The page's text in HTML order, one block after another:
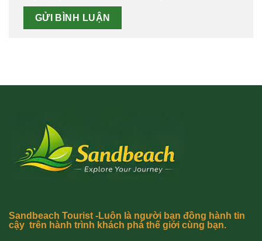
Sandbeach Tourist -Luôn là người bạn đồng hành tin
cậy trên hành trình khách phá thế giới cùng bạn.